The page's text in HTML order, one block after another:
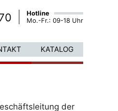
Hotline
Mo.-Fr.: 09-18 Uhr
KATALOG
der